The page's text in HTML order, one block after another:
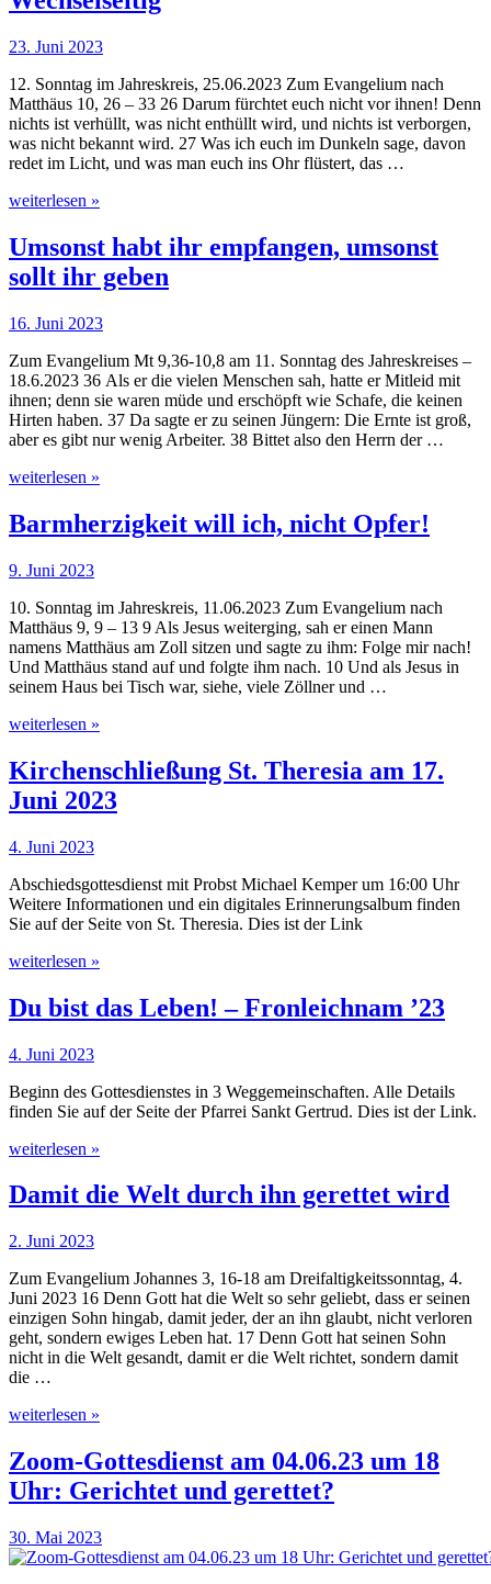
23. Juni 2023
12. Sonntag im Jahreskreis, 25.06.2023 Zum Evangelium nach
Matthäus 10, 26 – 33 26 Darum fürchtet euch nicht vor ihnen! Denn
nichts ist verhüllt, was nicht enthüllt wird, und nichts ist verborgen,
was nicht bekannt wird. 27 Was ich euch im Dunkeln sage, davon
redet im Licht, und was man euch ins Ohr flüstert, das …
weiterlesen »
Umsonst habt ihr empfangen, umsonst
sollt ihr geben
16. Juni 2023
Zum Evangelium Mt 9,36-10,8 am 11. Sonntag des Jahreskreises –
18.6.2023 36 Als er die vielen Menschen sah, hatte er Mitleid mit
ihnen; denn sie waren müde und erschöpft wie Schafe, die keinen
Hirten haben. 37 Da sagte er zu seinen Jüngern: Die Ernte ist groß,
aber es gibt nur wenig Arbeiter. 38 Bittet also den Herrn der …
weiterlesen »
Barmherzigkeit will ich, nicht Opfer!
9. Juni 2023
10. Sonntag im Jahreskreis, 11.06.2023 Zum Evangelium nach
Matthäus 9, 9 – 13 9 Als Jesus weiterging, sah er einen Mann
namens Matthäus am Zoll sitzen und sagte zu ihm: Folge mir nach!
Und Matthäus stand auf und folgte ihm nach. 10 Und als Jesus in
seinem Haus bei Tisch war, siehe, viele Zöllner und …
weiterlesen »
Kirchenschließung St. Theresia am 17.
Juni 2023
4. Juni 2023
Abschiedsgottesdienst mit Probst Michael Kemper um 16:00 Uhr
Weitere Informationen und ein digitales Erinnerungsalbum finden
Sie auf der Seite von St. Theresia. Dies ist der Link
weiterlesen »
Du bist das Leben! – Fronleichnam ’23
4. Juni 2023
Beginn des Gottesdienstes in 3 Weggemeinschaften. Alle Details
finden Sie auf der Seite der Pfarrei Sankt Gertrud. Dies ist der Link.
weiterlesen »
Damit die Welt durch ihn gerettet wird
2. Juni 2023
Zum Evangelium Johannes 3, 16-18 am Dreifaltigkeitssonntag, 4.
Juni 2023 16 Denn Gott hat die Welt so sehr geliebt, dass er seinen
einzigen Sohn hingab, damit jeder, der an ihn glaubt, nicht verloren
geht, sondern ewiges Leben hat. 17 Denn Gott hat seinen Sohn
nicht in die Welt gesandt, damit er die Welt richtet, sondern damit
die …
weiterlesen »
Zoom-Gottesdienst am 04.06.23 um 18
Uhr: Gerichtet und gerettet?
30. Mai 2023